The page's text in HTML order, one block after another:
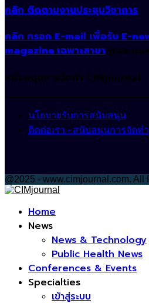
คลิก ติดตามงานประชุมวิชาการ
คลิก กรอก E-mail เพื่อรับ E-
magazine เฉพาะสาขา (เฉพาะ
สนับสนุนการจัดทำ CIMjournal
นโยบายรับการสนับสนุน
ติดต่อเรา - สนับสนุนการจัดทำ
@2025 - www.cimjournal.com. All
Home
News
News & Technology
Public Health News
Conferences & Events
Specialties
เข้าสู่ระบบ